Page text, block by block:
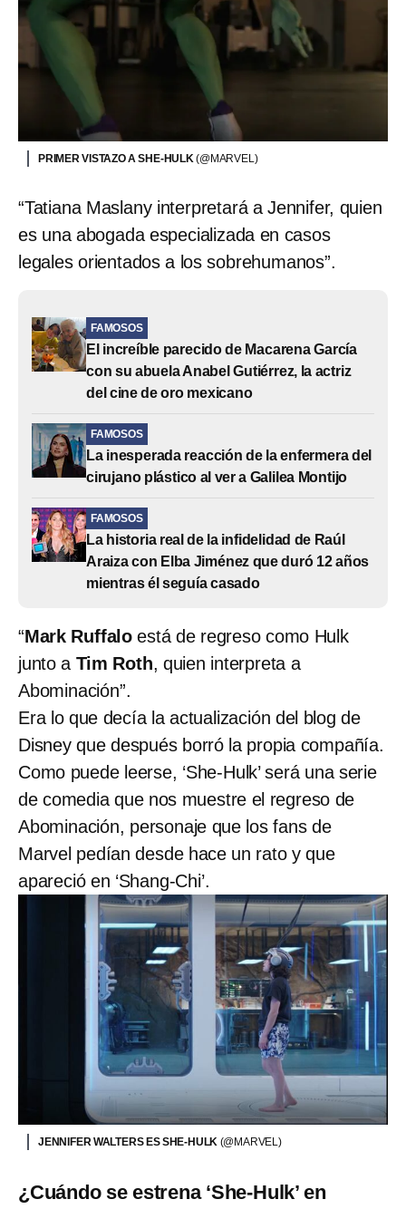
PRIMER VISTAZO A SHE-HULK(@MARVEL)
“Tatiana Maslany interpretará a Jennifer, quien
es una abogada especializada en casos
legales orientados a los sobrehumanos”.
FAMOSOS
El increíble parecido de Macarena García
con su abuela Anabel Gutiérrez, la actriz
del cine de oro mexicano
FAMOSOS
La inesperada reacción de la enfermera del
cirujano plástico al ver a Galilea Montijo
FAMOSOS
La historia real de la infidelidad de Raúl
Araiza con Elba Jiménez que duró 12 años
mientras él seguía casado
“Mark Ruffalo está de regreso como Hulk
junto a Tim Roth, quien interpreta a
Abominación”.
Era lo que decía la actualización del blog de
Disney que después borró la propia compañía.
Como puede leerse, ‘She-Hulk’ será una serie
de comedia que nos muestre el regreso de
Abominación, personaje que los fans de
Marvel pedían desde hace un rato y que
apareció en ‘Shang-Chi’.
JENNIFER WALTERS ES SHE-HULK (@MARVEL)
¿Cuándo se estrena ‘She-Hulk’ en